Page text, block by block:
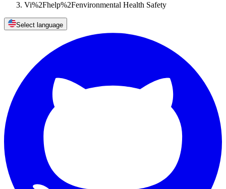
Vi%2Fhelp%2Fenvironmental Health Safety
Select language